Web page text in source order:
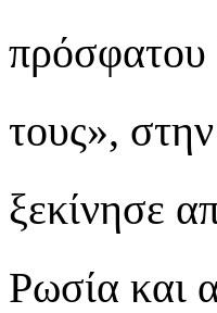
πρόσφατου
τους»,
ξεκίνησε
Ρωσία και